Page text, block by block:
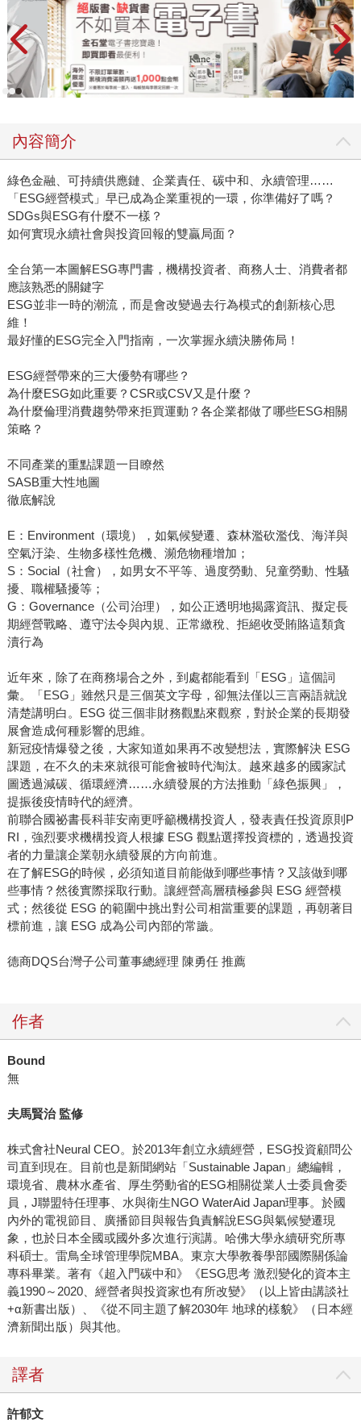
內容簡介
綠色金融、可持續供應鏈、企業責任、碳中和、永續管理……
「ESG經營模式」早已成為企業重視的一環，你準備好了嗎？
SDGs與ESG有什麼不一樣？
如何實現永續社會與投資回報的雙贏局面？
全台第一本圖解ESG專門書，機構投資者、商務人士、消費者都
應該熟悉的關鍵字
ESG並非一時的潮流，而是會改變過去行為模式的創新核心思
維！
最好懂的ESG完全入門指南，一次掌握永續決勝佈局！
ESG經營帶來的三大優勢有哪些？
為什麼ESG如此重要？CSR或CSV又是什麼？
為什麼倫理消費趨勢帶來拒買運動？各企業都做了哪些ESG相關
策略？
不同產業的重點課題一目瞭然
SASB重大性地圖
徹底解說
E：Environment（環境），如氣候變遷、森林濫砍濫伐、海洋與
空氣汙染、生物多樣性危機、瀕危物種增加；
S：Social（社會），如男女不平等、過度勞動、兒童勞動、性騷
擾、職權騷擾等；
G：Governance（公司治理），如公正透明地揭露資訊、擬定長
期經營戰略、遵守法令與內規、正常繳稅、拒絕收受賄賂這類貪
瀆行為
近年來，除了在商務場合之外，到處都能看到「ESG」這個詞
彙。「ESG」雖然只是三個英文字母，卻無法僅以三言兩語就說
清楚講明白。ESG 從三個非財務觀點來觀察，對於企業的長期發
展會造成何種影響的思維。
新冠疫情爆發之後，大家知道如果再不改變想法，實際解決 ESG
課題，在不久的未來就很可能會被時代淘汰。越來越多的國家試
圖透過減碳、循環經濟……永續發展的方法推動「綠色振興」，
提振後疫情時代的經濟。
前聯合國祕書長科菲安南更呼籲機構投資人，發表責任投資原則P
RI，強烈要求機構投資人根據 ESG 觀點選擇投資標的，透過投資
者的力量讓企業朝永續發展的方向前進。
在了解ESG的時候，必須知道目前能做到哪些事情？又該做到哪
些事情？然後實際採取行動。讓經營高層積極參與 ESG 經營模
式；然後從 ESG 的範圍中挑出對公司相當重要的課題，再朝著目
標前進，讓 ESG 成為公司內部的常識。
德商DQS台灣子公司董事總經理 陳勇任 推薦
作者
Bound
無
夫馬賢治 監修
株式會社Neural CEO。於2013年創立永續經營，ESG投資顧問公
司直到現在。目前也是新聞網站「Sustainable Japan」總編輯，
環境省、農林水產省、厚生勞動省的ESG相關從業人士委員會委
員，J聯盟特任理事、水與衛生NGO WaterAid Japan理事。於國
內外的電視節目、廣播節目與報告負責解說ESG與氣候變遷現
象，也於日本全國或國外多次進行演講。哈佛大學永續研究所專
科碩士。雷鳥全球管理學院MBA。東京大學教養學部國際關係論
專科畢業。著有《超入門碳中和》《ESG思考 激烈變化的資本主
義1990～2020、經營者與投資家也有所改變》（以上皆由講談社
+α新書出版）、《從不同主題了解2030年 地球的樣貌》（日本經
濟新聞出版）與其他。
譯者
許郁文